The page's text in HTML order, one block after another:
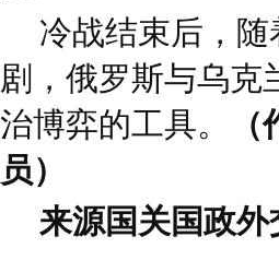
冷战结束后，
剧，俄罗斯与乌克
治博弈的工具。
员）
来源国关国政外